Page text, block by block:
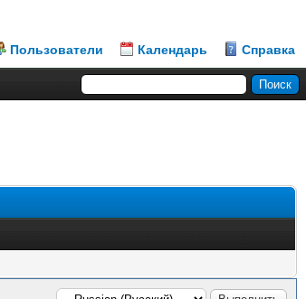
Пользователи Календарь Справка